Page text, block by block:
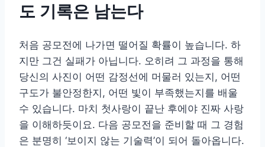
도 기록은 남는다
처음 공모전에 나가면 떨어질 확률이 높습니다. 하
지만 그건 실패가 아닙니다. 오히려 그 과정을 통해
당신의 사진이 어떤 감정선에 머물러 있는지, 어떤
구도가 불안정한지, 어떤 빛이 부족했는지를 배울
수 있습니다. 마치 첫사랑이 끝난 후에야 진짜 사랑
을 이해하듯이요. 다음 공모전을 준비할 때 그 경험
은 분명히 ‘보이지 않는 기술력’이 되어 돌아옵니다.